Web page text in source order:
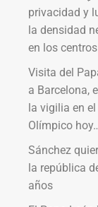
privacidad y
la densidad
en los
Visita del
a Barcelona,
la vigilia en
Olímpico
Sánchez
la república
años